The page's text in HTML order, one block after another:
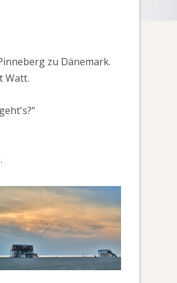
zu Dänemark.
Watt.